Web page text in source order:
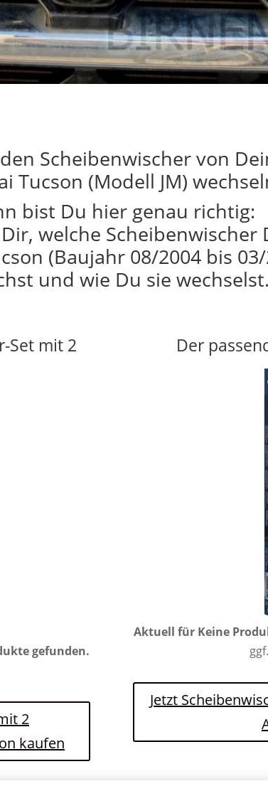
Scheibenwischer von
Tucson (Modell JM)
bist Du hier genau richtig:
welche Scheibenwischer
(Baujahr 08/2004 bis
und wie Du sie wechselst.
Set mit 2
gefunden.
2
kaufen
Der
Aktuell für Keine
Jetzt